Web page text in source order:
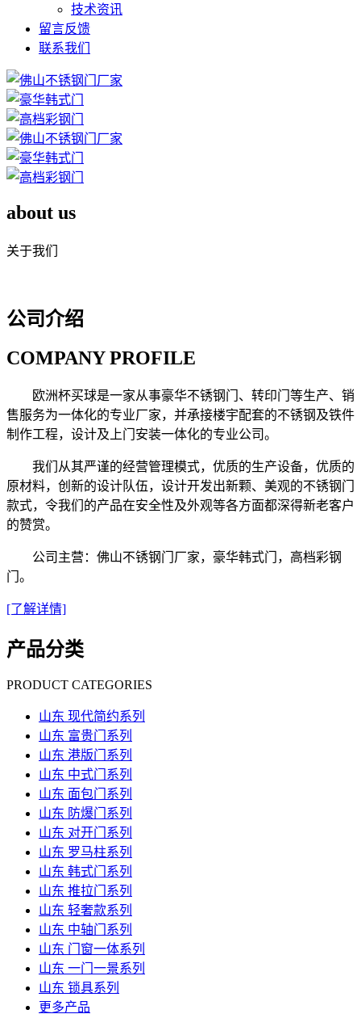
技术资讯
留言反馈
联系我们
about us
关于我们
公司介绍
COMPANY PROFILE
欧洲杯买球是一家从事豪华不锈钢门、转印门等生产、销
售服务为一体化的专业厂家，并承接楼宇配套的不锈钢及铁件
制作工程，设计及上门安装一体化的专业公司。
我们从其严谨的经营管理模式，优质的生产设备，优质的
原材料，创新的设计队伍，设计开发出新颗、美观的不锈钢门
款式，令我们的产品在安全性及外观等各方面都深得新老客户
的赞赏。
公司主营：佛山不锈钢门厂家，豪华韩式门，高档彩钢
门。
[了解详情]
产品分类
PRODUCT CATEGORIES
山东 现代简约系列
山东 富贵门系列
山东 港版门系列
山东 中式门系列
山东 面包门系列
山东 防爆门系列
山东 对开门系列
山东 罗马柱系列
山东 韩式门系列
山东 推拉门系列
山东 轻奢款系列
山东 中轴门系列
山东 门窗一体系列
山东 一门一景系列
山东 锁具系列
更多产品